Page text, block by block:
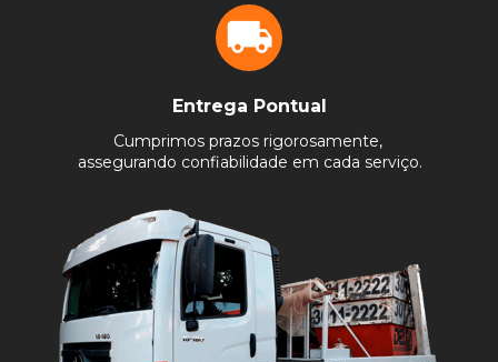
Entrega Pontual
Cumprimos prazos rigorosamente,
assegurando confiabilidade em cada serviço.